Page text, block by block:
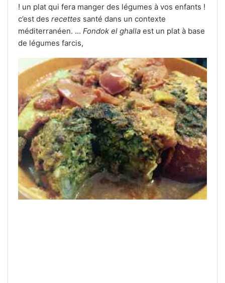
! un plat qui fera manger des légumes à vos enfants !
c’est des recettes santé dans un contexte
méditerranéen. … Fondok el ghalla est un plat à base
de légumes farcis,